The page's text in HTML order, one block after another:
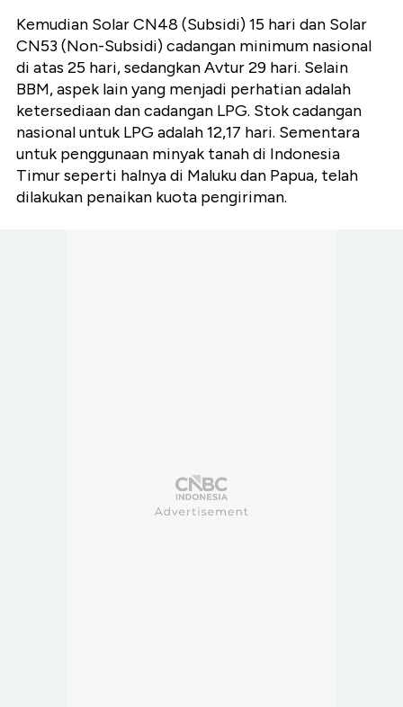
Kemudian Solar CN48 (Subsidi) 15 hari dan Solar
CN53 (Non-Subsidi) cadangan minimum nasional
di atas 25 hari, sedangkan Avtur 29 hari. Selain
BBM, aspek lain yang menjadi perhatian adalah
ketersediaan dan cadangan LPG. Stok cadangan
nasional untuk LPG adalah 12,17 hari. Sementara
untuk penggunaan minyak tanah di Indonesia
Timur seperti halnya di Maluku dan Papua, telah
dilakukan penaikan kuota pengiriman.